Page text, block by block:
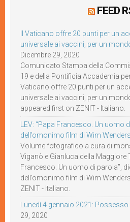
FEED
Il Vaticano offre 20 punti per un
universale ai vaccini, per un
Dicembre 29, 2020
Comunicato Stampa della
19 e della Pontificia Accademia
Vaticano offre 20 punti per un
universale ai vaccini, per un
appeared first on ZENIT - Italiano.
LEV: “Papa Francesco. Un uomo
dell’omonimo film di Wim Wenders
Volume fotografico a cura di
Viganò e Gianluca della Maggiore
Francesco. Un uomo di parola”,
dell’omonimo film di Wim
ZENIT - Italiano.
Lunedì 4 gennaio 2021:
29, 2020